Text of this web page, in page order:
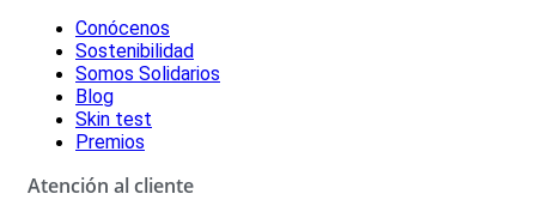
Conócenos
Sostenibilidad
Somos Solidarios
Blog
Skin test
Premios
Atención al cliente